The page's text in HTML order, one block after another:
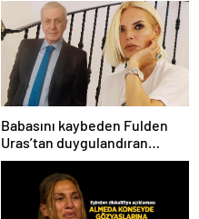
Babasını kaybeden Fulden
Uras’tan duygulandıran
paylaşım! ‘Nurlarda uyu’